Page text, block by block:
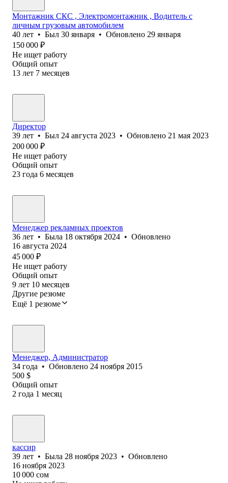
Монтажник СКС , Электромонтажник , Водитель с
личным грузовым автомобилем
40 лет • Был 30 января • Обновлено 29 января
150 000 ₽
Не ищет работу
Общий опыт
13 лет 7 месяцев
Директор
39 лет • Был 24 августа 2023 • Обновлено 21 мая 2023
200 000 ₽
Не ищет работу
Общий опыт
23 года 6 месяцев
Менеджер рекламных проектов
36 лет • Была 18 октября 2024 • Обновлено
16 августа 2024
45 000 ₽
Не ищет работу
Общий опыт
9 лет 10 месяцев
Другие резюме
Ещё 1 резюме
Менеджер, Администратор
34 года • Обновлено 24 ноября 2015
500 $
Общий опыт
2 года 1 месяц
кассир
39 лет • Была 28 ноября 2023 • Обновлено
16 ноября 2023
10 000 сом